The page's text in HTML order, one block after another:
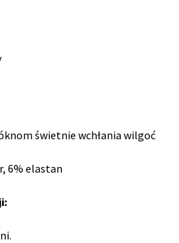
świetnie wchłania wilgoć
6% elastan